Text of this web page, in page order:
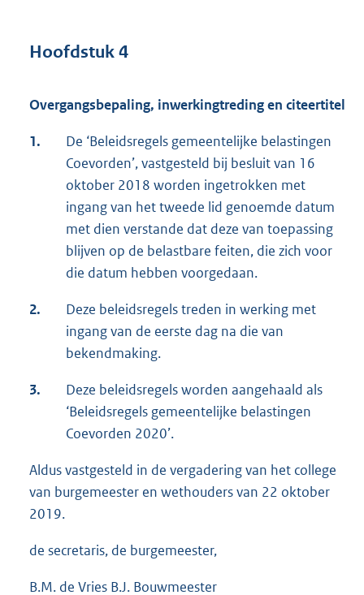
Hoofdstuk 4
Overgangsbepaling, inwerkingtreding en citeertitel
1.
De ‘Beleidsregels gemeentelijke belastingen
Coevorden’, vastgesteld bij besluit van 16
oktober 2018 worden ingetrokken met
ingang van het tweede lid genoemde datum
met dien verstande dat deze van toepassing
blijven op de belastbare feiten, die zich voor
die datum hebben voorgedaan.
2.
Deze beleidsregels treden in werking met
ingang van de eerste dag na die van
bekendmaking.
3.
Deze beleidsregels worden aangehaald als
‘Beleidsregels gemeentelijke belastingen
Coevorden 2020’.
Aldus vastgesteld in de vergadering van het college
van burgemeester en wethouders van 22 oktober
2019.
de secretaris, de burgemeester,
B.M. de Vries B.J. Bouwmeester